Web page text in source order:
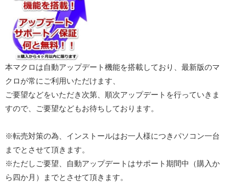
本マクロは自動アップデート機能を搭載しており、最新版のマ
クロが常にご利用いただけます、
ご要望などをいただき次第、順次アップデートを行っていきま
すので、ご要望などもお待ちしております。
※転売対策の為、インストールはお一人様につきパソコン一台
までとさせて頂きます。
※ただしご要望、自動アップデートはサポート期間中（購入か
ら四か月）までとさせて頂きます。